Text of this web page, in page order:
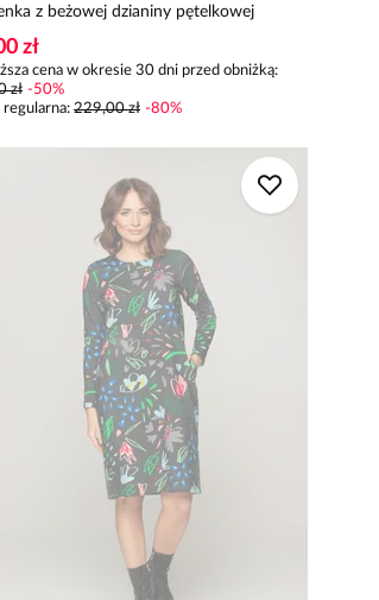
z beżowej dzianiny pętelkowej
zł
cena w okresie 30 dni przed obniżką:
zł -50%
regularna: 229,00 zł -80%